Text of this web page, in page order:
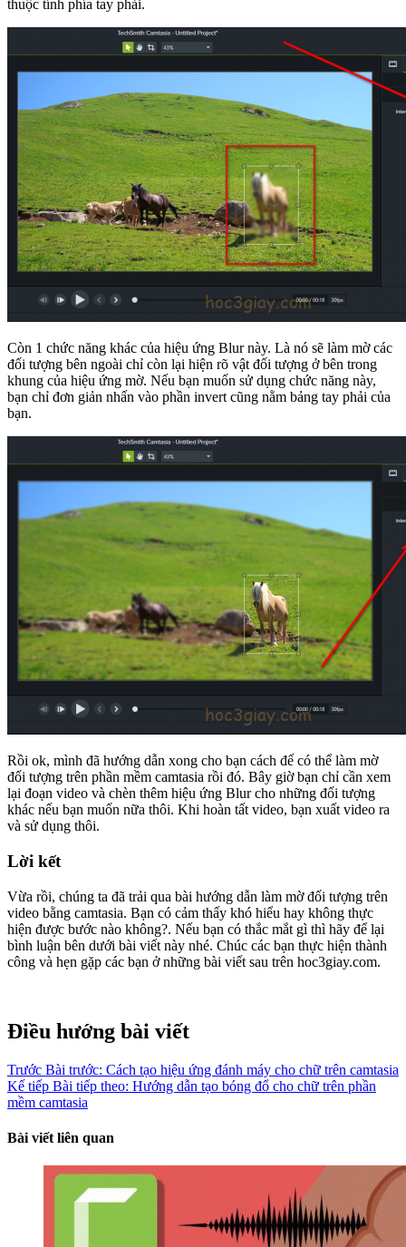
thuộc tính phía tay phải.
Còn 1 chức năng khác của hiệu ứng Blur này. Là nó sẽ làm mờ các
đối tượng bên ngoài chỉ còn lại hiện rõ vật đối tượng ở bên trong
khung của hiệu ứng mờ. Nếu bạn muốn sử dụng chức năng này,
bạn chỉ đơn giản nhấn vào phần invert cũng nằm bảng tay phải của
bạn.
Rồi ok, mình đã hướng dẫn xong cho bạn cách để có thể làm mờ
đối tượng trên phần mềm camtasia rồi đó. Bây giờ bạn chỉ cần xem
lại đoạn video và chèn thêm hiệu ứng Blur cho những đối tượng
khác nếu bạn muốn nữa thôi. Khi hoàn tất video, bạn xuất video ra
và sử dụng thôi.
Lời kết
Vừa rồi, chúng ta đã trải qua bài hướng dẫn làm mờ đối tượng trên
video bằng camtasia. Bạn có cảm thấy khó hiểu hay không thực
hiện được bước nào không?. Nếu bạn có thắc mắt gì thì hãy để lại
bình luận bên dưới bài viết này nhé. Chúc các bạn thực hiện thành
công và hẹn gặp các bạn ở những bài viết sau trên hoc3giay.com.
Điều hướng bài viết
Trước Bài trước: Cách tạo hiệu ứng đánh máy cho chữ trên camtasia
Kế tiếp Bài tiếp theo: Hướng dẫn tạo bóng đổ cho chữ trên phần
mềm camtasia
Bài viết liên quan